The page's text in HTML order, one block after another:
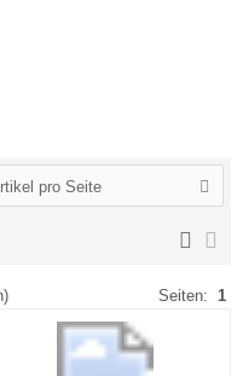
pro Seite
Seiten: 1